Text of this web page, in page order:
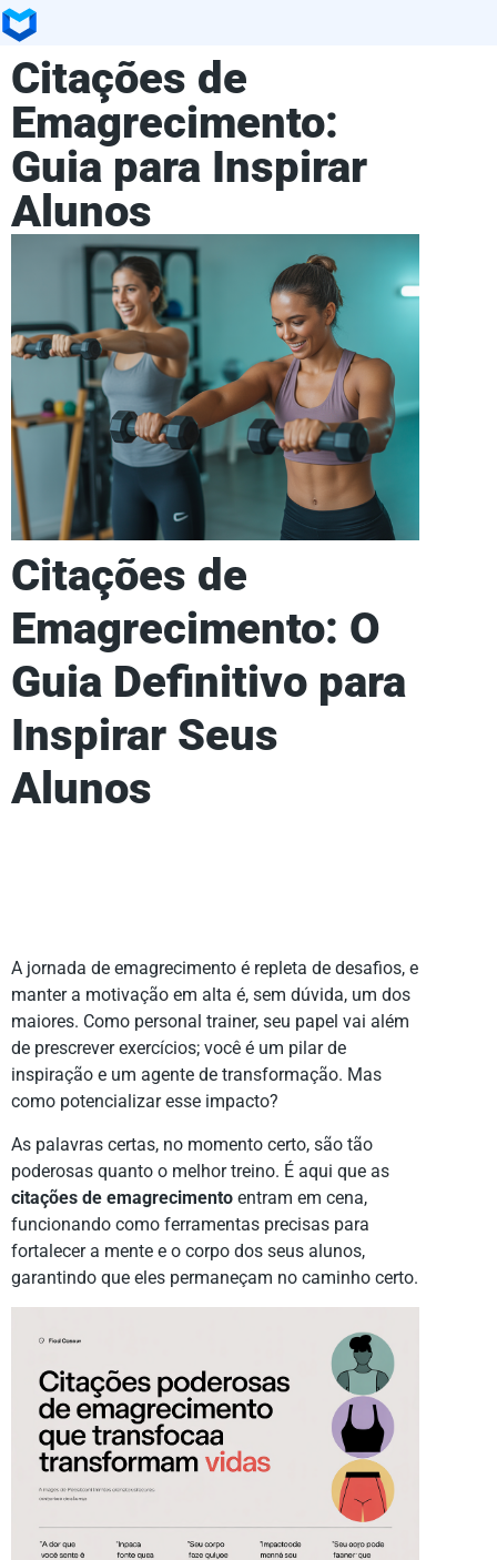
Citações de
Emagrecimento:
Guia para Inspirar
Alunos
Citações de
Emagrecimento: O
Guia Definitivo para
Inspirar Seus
Alunos
A jornada de emagrecimento é repleta de desafios, e
manter a motivação em alta é, sem dúvida, um dos
maiores. Como personal trainer, seu papel vai além
de prescrever exercícios; você é um pilar de
inspiração e um agente de transformação. Mas
como potencializar esse impacto?
As palavras certas, no momento certo, são tão
poderosas quanto o melhor treino. É aqui que as
citações de emagrecimento entram em cena,
funcionando como ferramentas precisas para
fortalecer a mente e o corpo dos seus alunos,
garantindo que eles permaneçam no caminho certo.